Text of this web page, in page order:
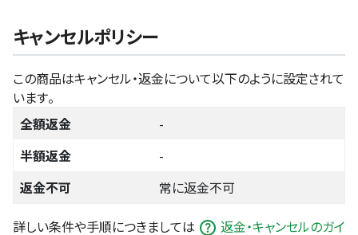
キャンセルポリシー
この商品はキャンセル・返金について以下のように設定されて
います。
全額返金
-
半額返金
-
返金不可
常に返金不可
詳しい条件や手順につきましては
返金・キャンセルのガイ